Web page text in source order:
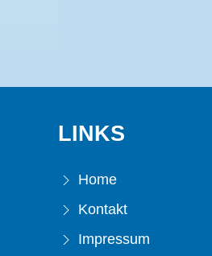
LINKS
Home
Kontakt
Impressum